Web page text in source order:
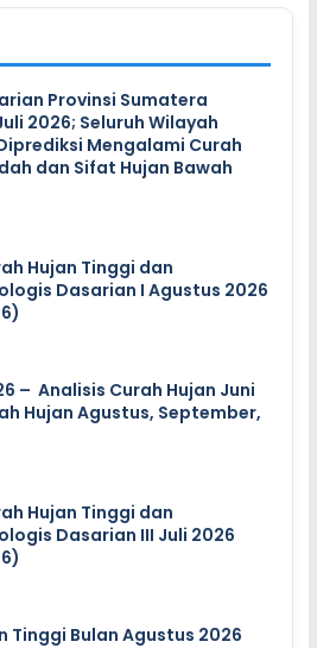
Provinsi Sumatera
2026; Seluruh Wilayah
Mengalami Curah
dan Sifat Hujan Bawah
Hujan Tinggi dan
Dasarian I Agustus 2026
– Analisis Curah Hujan Juni
Hujan Agustus, September,
Hujan Tinggi dan
Dasarian III Juli 2026
Tinggi Bulan Agustus 2026